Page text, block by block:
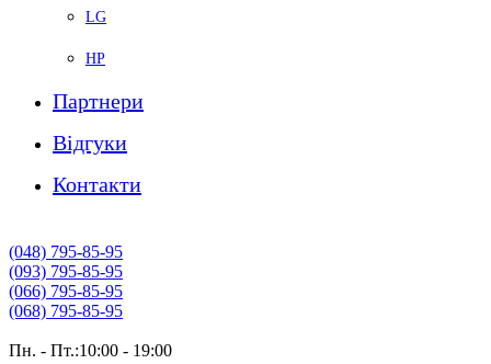
LG
HP
Партнери
Вiдгуки
Контакти
(048) 795-85-95
(093) 795-85-95
(066) 795-85-95
(068) 795-85-95
Пн. - Пт.:10:00 - 19:00